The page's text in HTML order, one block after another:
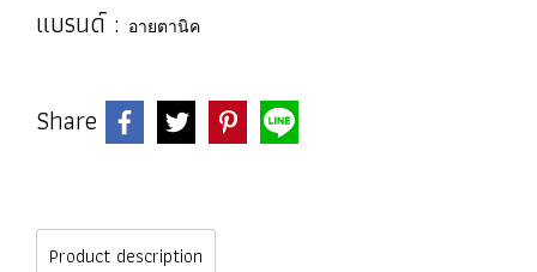
แบรนด์ : อายตานิค
Share
Product description